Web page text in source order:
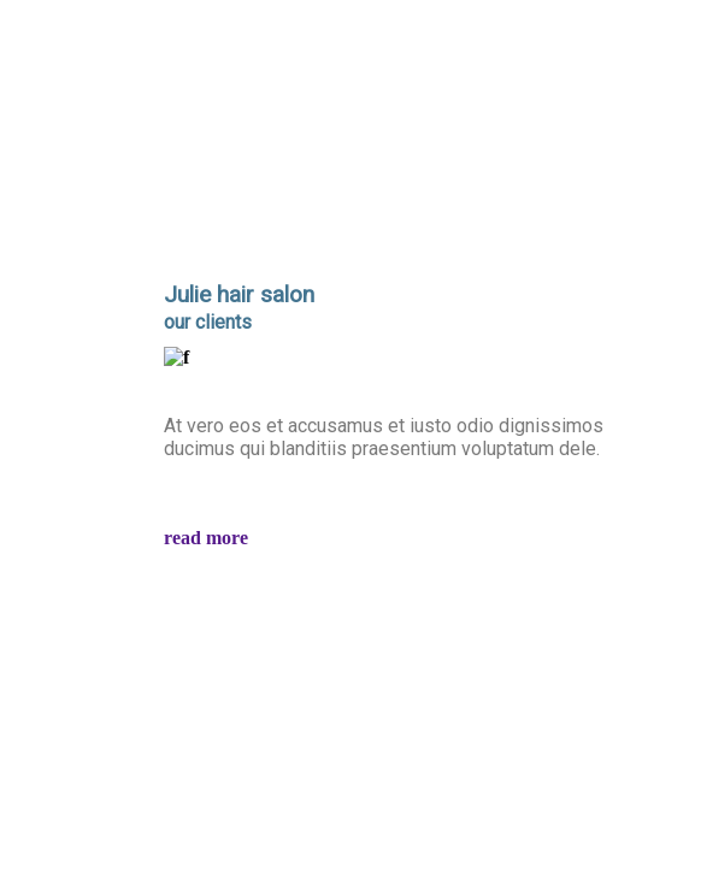
Julie hair salon
our clients
At vero eos et accusamus et iusto odio dignissimos
ducimus qui blanditiis praesentium voluptatum dele.
read more